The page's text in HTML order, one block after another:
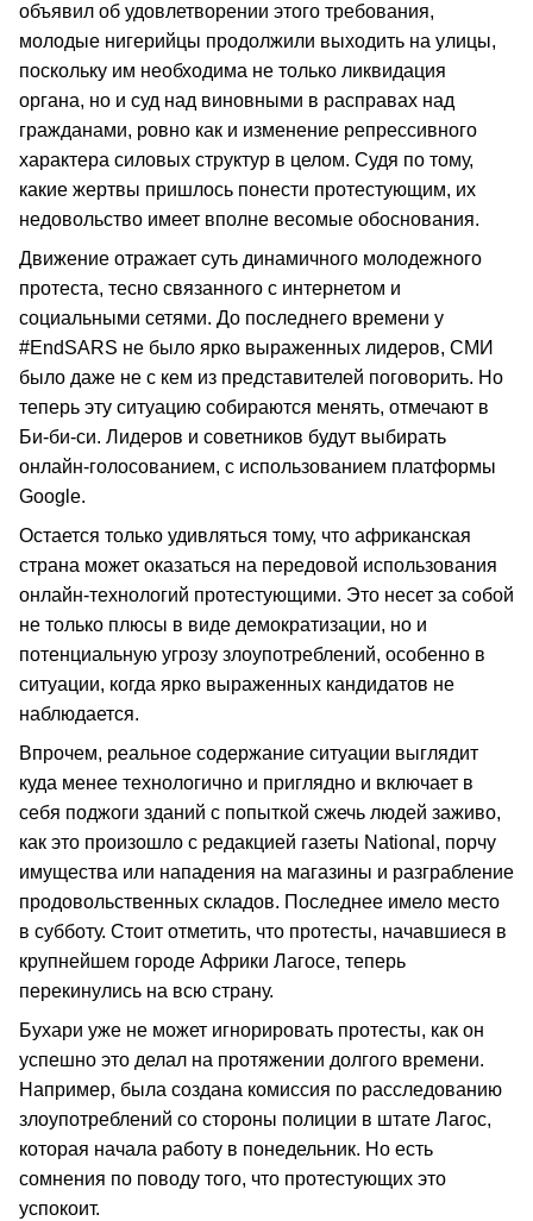
объявил об удовлетворении этого требования,
молодые нигерийцы продолжили выходить на улицы,
поскольку им необходима не только ликвидация
органа, но и суд над виновными в расправах над
гражданами, ровно как и изменение репрессивного
характера силовых структур в целом. Судя по тому,
какие жертвы пришлось понести протестующим, их
недовольство имеет вполне весомые обоснования.
Движение отражает суть динамичного молодежного
протеста, тесно связанного с интернетом и
социальными сетями. До последнего времени у
#EndSARS не было ярко выраженных лидеров, СМИ
было даже не с кем из представителей поговорить. Но
теперь эту ситуацию собираются менять, отмечают в
Би-би-си. Лидеров и советников будут выбирать
онлайн-голосованием, с использованием платформы
Google.
Остается только удивляться тому, что африканская
страна может оказаться на передовой использования
онлайн-технологий протестующими. Это несет за собой
не только плюсы в виде демократизации, но и
потенциальную угрозу злоупотреблений, особенно в
ситуации, когда ярко выраженных кандидатов не
наблюдается.
Впрочем, реальное содержание ситуации выглядит
куда менее технологично и приглядно и включает в
себя поджоги зданий с попыткой сжечь людей заживо,
как это произошло с редакцией газеты National, порчу
имущества или нападения на магазины и разграбление
продовольственных складов. Последнее имело место
в субботу. Стоит отметить, что протесты, начавшиеся в
крупнейшем городе Африки Лагосе, теперь
перекинулись на всю страну.
Бухари уже не может игнорировать протесты, как он
успешно это делал на протяжении долгого времени.
Например, была создана комиссия по расследованию
злоупотреблений со стороны полиции в штате Лагос,
которая начала работу в понедельник. Но есть
сомнения по поводу того, что протестующих это
успокоит.